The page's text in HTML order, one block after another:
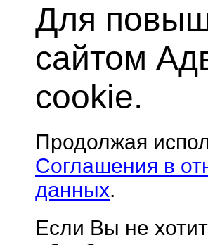
Для
сайтом
cookie.
Продолжая
Соглашения в
данных.
Если Вы не